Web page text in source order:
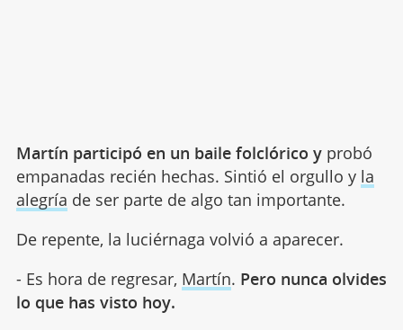
Martín participó en un baile folclórico yprobó
empanadas recién hechas. Sintió el orgullo y la
alegría de ser parte de algo tan importante.
De repente, la luciérnaga volvió a aparecer.
- Es hora de regresar, Martín. Pero nunca olvides
lo que has visto hoy.